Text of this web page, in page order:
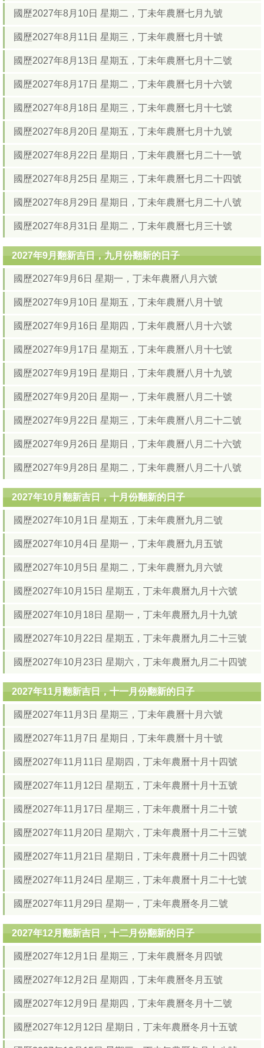
國歷2027年8月10日 星期二，丁未年農曆七月九號
國歷2027年8月11日 星期三，丁未年農曆七月十號
國歷2027年8月13日 星期五，丁未年農曆七月十二號
國歷2027年8月17日 星期二，丁未年農曆七月十六號
國歷2027年8月18日 星期三，丁未年農曆七月十七號
國歷2027年8月20日 星期五，丁未年農曆七月十九號
國歷2027年8月22日 星期日，丁未年農曆七月二十一號
國歷2027年8月25日 星期三，丁未年農曆七月二十四號
國歷2027年8月29日 星期日，丁未年農曆七月二十八號
國歷2027年8月31日 星期二，丁未年農曆七月三十號
2027年9月翻新吉日，九月份翻新的日子
國歷2027年9月6日 星期一，丁未年農曆八月六號
國歷2027年9月10日 星期五，丁未年農曆八月十號
國歷2027年9月16日 星期四，丁未年農曆八月十六號
國歷2027年9月17日 星期五，丁未年農曆八月十七號
國歷2027年9月19日 星期日，丁未年農曆八月十九號
國歷2027年9月20日 星期一，丁未年農曆八月二十號
國歷2027年9月22日 星期三，丁未年農曆八月二十二號
國歷2027年9月26日 星期日，丁未年農曆八月二十六號
國歷2027年9月28日 星期二，丁未年農曆八月二十八號
2027年10月翻新吉日，十月份翻新的日子
國歷2027年10月1日 星期五，丁未年農曆九月二號
國歷2027年10月4日 星期一，丁未年農曆九月五號
國歷2027年10月5日 星期二，丁未年農曆九月六號
國歷2027年10月15日 星期五，丁未年農曆九月十六號
國歷2027年10月18日 星期一，丁未年農曆九月十九號
國歷2027年10月22日 星期五，丁未年農曆九月二十三號
國歷2027年10月23日 星期六，丁未年農曆九月二十四號
2027年11月翻新吉日，十一月份翻新的日子
國歷2027年11月3日 星期三，丁未年農曆十月六號
國歷2027年11月7日 星期日，丁未年農曆十月十號
國歷2027年11月11日 星期四，丁未年農曆十月十四號
國歷2027年11月12日 星期五，丁未年農曆十月十五號
國歷2027年11月17日 星期三，丁未年農曆十月二十號
國歷2027年11月20日 星期六，丁未年農曆十月二十三號
國歷2027年11月21日 星期日，丁未年農曆十月二十四號
國歷2027年11月24日 星期三，丁未年農曆十月二十七號
國歷2027年11月29日 星期一，丁未年農曆冬月二號
2027年12月翻新吉日，十二月份翻新的日子
國歷2027年12月1日 星期三，丁未年農曆冬月四號
國歷2027年12月2日 星期四，丁未年農曆冬月五號
國歷2027年12月9日 星期四，丁未年農曆冬月十二號
國歷2027年12月12日 星期日，丁未年農曆冬月十五號